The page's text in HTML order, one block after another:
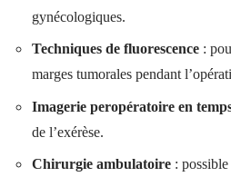
gynécologiques.
Techniques de fluorescence :
marges tumorales pendant
Imagerie peropératoire en
de l’exérèse.
Chirurgie ambulatoire :